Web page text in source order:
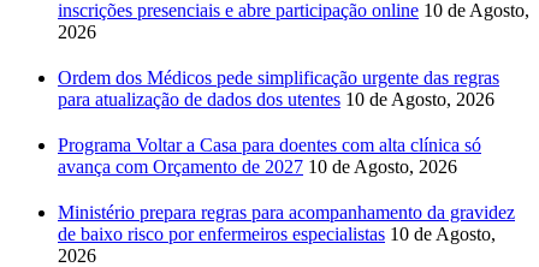
inscrições presenciais e abre participação online 10 de Agosto,
2026
Ordem dos Médicos pede simplificação urgente das regras
para atualização de dados dos utentes 10 de Agosto, 2026
Programa Voltar a Casa para doentes com alta clínica só
avança com Orçamento de 2027 10 de Agosto, 2026
Ministério prepara regras para acompanhamento da gravidez
de baixo risco por enfermeiros especialistas 10 de Agosto,
2026